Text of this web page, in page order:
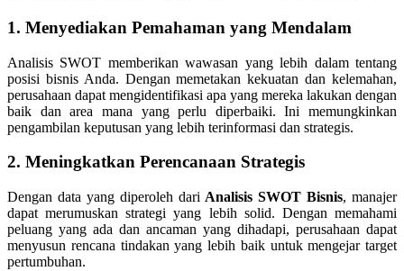
1. Menyediakan Pemahaman yang Mendalam
Analisis SWOT memberikan wawasan yang lebih dalam tentang
posisi bisnis Anda. Dengan memetakan kekuatan dan kelemahan,
perusahaan dapat mengidentifikasi apa yang mereka lakukan dengan
baik dan area mana yang perlu diperbaiki. Ini memungkinkan
pengambilan keputusan yang lebih terinformasi dan strategis.
2. Meningkatkan Perencanaan Strategis
Dengan data yang diperoleh dari Analisis SWOT Bisnis, manajer
dapat merumuskan strategi yang lebih solid. Dengan memahami
peluang yang ada dan ancaman yang dihadapi, perusahaan dapat
menyusun rencana tindakan yang lebih baik untuk mengejar target
pertumbuhan.